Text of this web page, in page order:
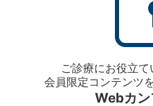
ご診療にお役立
会員限定コンテンツ
Webカン